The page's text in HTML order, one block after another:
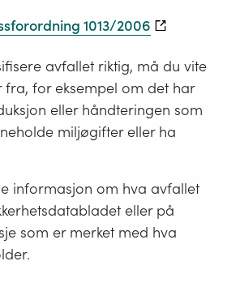
1013/2006
avfallet riktig, må du vite
fra, for eksempel om det har
eller håndteringen som
miljøgifter eller ha
informasjon om hva avfallet
eller på
som er merket med hva